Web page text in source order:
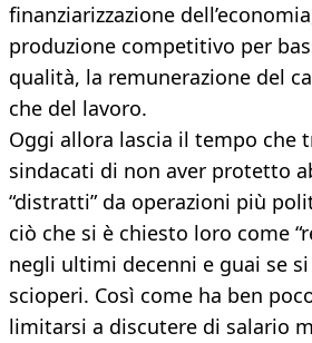
finanziarizzazione
produzione competitivo per
qualità, la remunerazione del
che del lavoro.
Oggi allora lascia il tempo che
sindacati di non aver protetto
“distratti” da operazioni più
ciò che si è chiesto loro come
negli ultimi decenni e guai se
scioperi. Così come ha ben
limitarsi a discutere di salario